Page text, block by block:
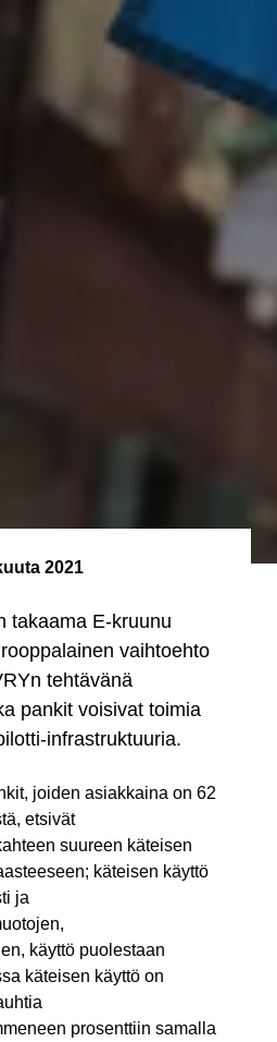
2021
takaama E-kruunu
vaihtoehto
tehtävänä
pankit voisivat toimia
infrastruktuuria.
joiden asiakkaina on 62
etsivät
suureen käteisen
käteisen käyttö
ja
käyttö puolestaan
käteisen käyttö on
prosenttiin samalla